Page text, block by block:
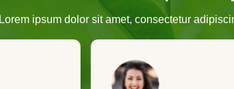
Lorem ipsum dolor sit amet, consectetur